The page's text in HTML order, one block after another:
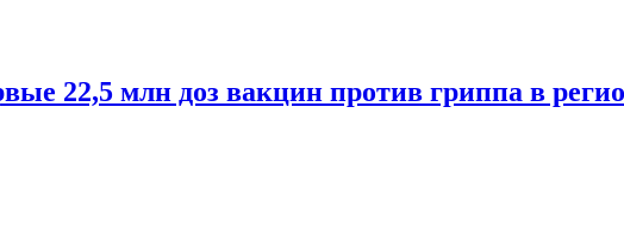
22,5 млн доз вакцин против гриппа в